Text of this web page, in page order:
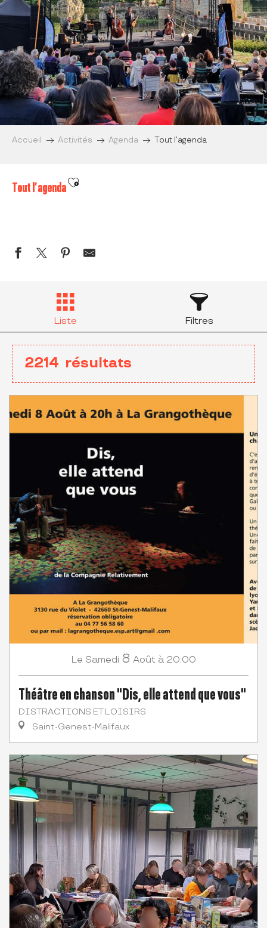
Accueil Activités Agenda Tout l’agenda
Tout l’agendaAjouter aux favoris
Liste Filtres
2214 résultats
Le Samedi 8 Août à 20:00
Théâtre en chanson "Dis, elle attend que vous"
DISTRACTIONS ET LOISIRS
Saint-Genest-Malifaux